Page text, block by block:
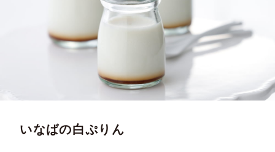
いなばの白ぷりん